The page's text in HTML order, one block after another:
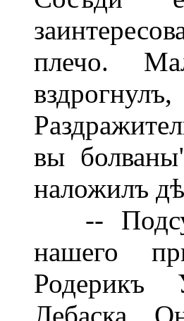
плечо.
вы
наложилъ
--
нашего
Родерикъ